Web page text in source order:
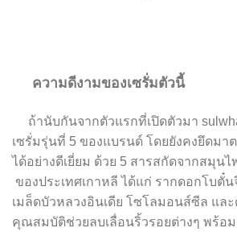
ความดีงามของเซรั่มตัวนี้
ถ้านับกันจากตัวแรกที่เปิดตัวมา
เซรั่มรุ่นที่ 5 ของแบรนด์ โดยยังคงยึดมา
ได้อย่างดีเยี่ยม ด้วย 5 สารสกัดจากสมุนไ
ของประเทศเกาหลี ได้แก่ รากดอกโบตั๋
เมล็ดบัวหลวงอินเดีย โซโลมอนส์ซีล แล
คุณสมบัติช่วยลบเลื่อนริ้วรอยต่างๆ พร้อม